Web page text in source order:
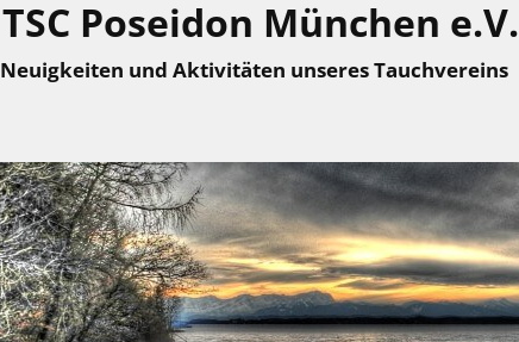
TSC Poseidon München e.V.
Neuigkeiten und Aktivitäten unseres Tauchvereins